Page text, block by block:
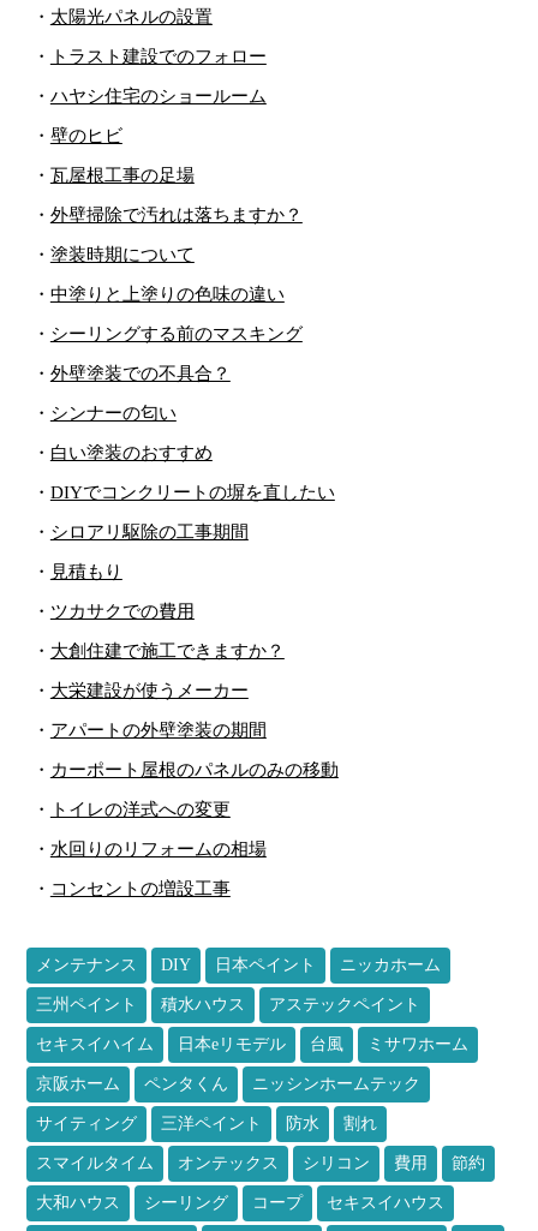
・ 太陽光パネルの設置
・
トラスト建設でのフォロー
・ ハヤシ住宅のショールーム
・ 壁のヒビ
・ 瓦屋根工事の足場
・ 外壁掃除で汚れは落ちますか？
・ 塗装時期について
・ 中塗りと上塗りの色味の違い
・ シーリングする前のマスキング
・ 外壁塗装での不具合？
・ シンナーの匂い
・ 白い塗装のおすすめ
・ DIYでコンクリートの塀を直したい
・ シロアリ駆除の工事期間
・ 見積もり
・ ツカサクでの費用
・ 大創住建で施工できますか？
・ 大栄建設が使うメーカー
・ アパートの外壁塗装の期間
・ カーポート屋根のパネルのみの移動
・
トイレの洋式への変更
・ 水回りのリフォームの相場
・ コンセントの増設工事
メンテナンス DIY 日本ペイント ニッカホーム
三州ペイント 積水ハウス アステックペイント
セキスイハイム 日本eリモデル 台風 ミサワホーム
京阪ホーム ペンタくん ニッシンホームテック
サイティング 三洋ペイント 防水 割れ
スマイルタイム オンテックス シリコン 費用 節約
大和ハウス シーリング コープ セキスイハウス